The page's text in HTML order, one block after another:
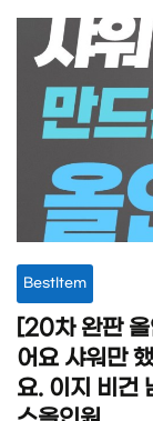
BestItem
[20차 완판
어요 샤워만
요. 이지 비건